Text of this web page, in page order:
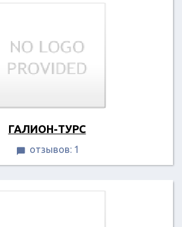
ГАЛИОН-ТУРС
 отзывов: 1